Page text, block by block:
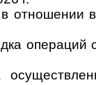
отношении
опера­ций